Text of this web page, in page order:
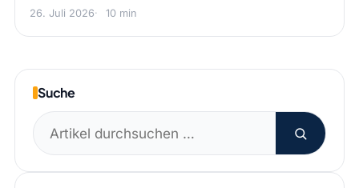
26. Juli 2026 10 min
Suche
Suchen
nach: